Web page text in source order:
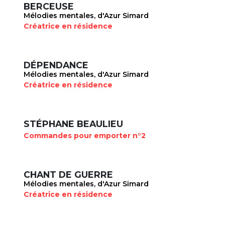
BERCEUSE
Mélodies mentales, d'Azur Simard
Créatrice en résidence
DÉPENDANCE
Mélodies mentales, d'Azur Simard
Créatrice en résidence
STÉPHANE BEAULIEU
Commandes pour emporter n°2
CHANT DE GUERRE
Mélodies mentales, d'Azur Simard
Créatrice en résidence